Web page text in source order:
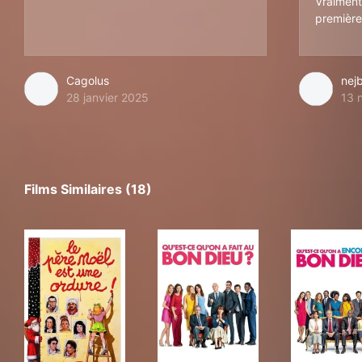
Cagolus
28 janvier 2025
13
Films Similaires (18)